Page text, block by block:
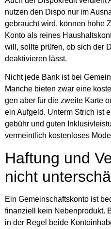
nut­zen den Dis­po nur im
gebraucht wird, kön­nen hohe
Kon­to als rei­nes
will, soll­te prü­fen, ob sich der
deak­ti­vie­ren lässt.
Nicht jede Bank ist bei
Man­che bie­ten zwar eine
gen aber für die zwei­te Kar­te
ein Auf­geld. Unterm Strich ist
ge­bühr und guten
ver­meint­lich kos­ten­lo­ses
Haf­tung und
nicht
Ein Gemein­schafts­kon­to ist
finan­zi­ell kein Neben­pro­dukt.
in der Regel bei­de